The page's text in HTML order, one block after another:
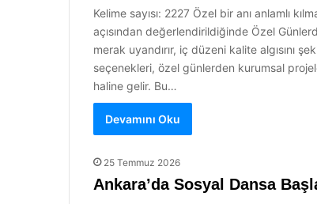
Kelime sayısı: 2227 Özel bir anı anlamlı
açısından değerlendirildiğinde Özel
merak uyandırır, iç düzeni kalite algısını
seçenekleri, özel günlerden kurumsal
haline gelir. Bu…
Devamını Oku
25 Temmuz 2026
Ankara’da Sosyal Dansa